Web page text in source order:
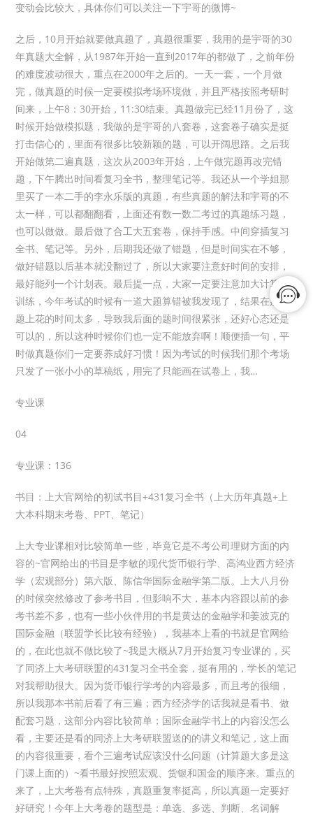
变动会比较大，具体你们可以关注一下宇哥的微博~
之后，10月开始就要做真题了，真题很重要，我用的是宇哥的30
年真题大全解，从1987年开始一直到2017年的都做了，之前年份
的难度波动很大，重点在2000年之后的。一天一套，一个月做
完，做真题的时候一定要模拟考场环境做，并且严格按照考研时
间来，上午8：30开始，11:30结束。真题做完已经11月份了，这
时候开始做模拟题，我做的是宇哥的八套卷，这套卷子确实是挺
打击信心的，里面有很多比较新颖的题，可以开阔思路。之后我
开始做第二遍真题，这次从2003年开始，上午做完题再改完错
题，下午腾出时间看复习全书，整理笔记等。我还从一个学姐那
里买了一本二手的李永乐版的真题，有些真题的解法和宇哥的不
太一样，可以都翻翻看，上面还有数一数二考过的真题练习题，
也可以做做。最后做了合工大五套卷，保持手感。中间穿插复习
全书、笔记等。另外，后期我还做了错题，但是时间实在不够，
做好错题以后基本就没翻过了，所以大家要注意好时间的安排，
最好能列一个计划表。最后提一点，大家一定要注意加大计算的
训练，今年考试的时候有一道大题算错被我发现了，结果在那道
题上花的时间太多，导致我后面的题时间很紧张，还好心态还是
可以的，所以这种时候你们也一定不能放弃啊！顺便插一句，平
时做真题你们一定要养成好习惯！因为考试的时候我们那个考场
只发了一张小小的草稿纸，用完了只能画在试卷上，我…
专业课
04
专业课：136
书目：上大官网给的初试书目+431复习全书（上大历年真题+上
大本科期末考卷、PPT、笔记）
上大专业课相对比较简单一些，毕竟它是不考公司理财方面的内
容的~官网给出的书目是李敏的现代货币银行学、高鸿业西方经济
学（宏观部分）第六版、陈信华国际金融学第二版。上大八月份
的时候突然修改了参考书目，但影响不大，基本内容跟以前的参
考书差不多，也有一些小伙伴用的书是黄达的金融学和姜波克的
国际金融（联盟学长比较有经验），我基本上看的书就是官网给
的，在此也就不做比较了~我是大概从7月开始复习专业课的，买
了同济上大考研联盟的431复习全书全套，挺有用的，学长的笔记
对我帮助很大。因为货币银行学考的内容最多，而且考的很细，
所以我那本书前后看了有三遍；西方经济学的话我就是看书、做
配套习题，这部分内容比较简单；国际金融学书上的内容没怎么
看，主要还是看的同济上大考研联盟送的的讲义和笔记，这上面
的内容很重要，看个三遍考试应该没什么问题（计算题大多是这
门课上面的）~看书最好按照宏观、货银和国金的顺序来。重点的
来了，上大考卷有点特殊，真题重复率挺高，所以真题一定要好
好研究！今年上大考卷的题型是：单选、多选、判断、名词解